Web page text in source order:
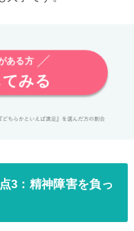
ある方
みる
3：精神障害を負っ